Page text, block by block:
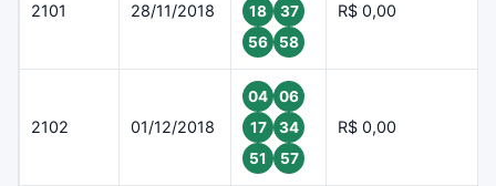
2101 28/11/2018
18
37
56
58
R$ 0,00
2102 01/12/2018
04
06
17
34
51
57
R$ 0,00